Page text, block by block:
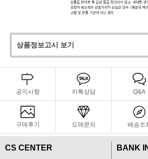
상품정보고시 보기
공지사항 카톡상담 Q&A
구매후기 도매문의 배송조
CS CENTER
BANK